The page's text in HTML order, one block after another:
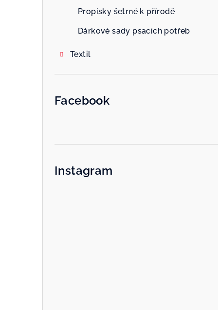
Propisky šetrné k přírodě
Dárkové sady psacích potřeb
Textil
Facebook
Instagram